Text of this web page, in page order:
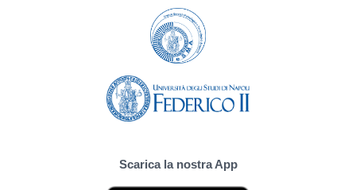
Scarica la nostra App